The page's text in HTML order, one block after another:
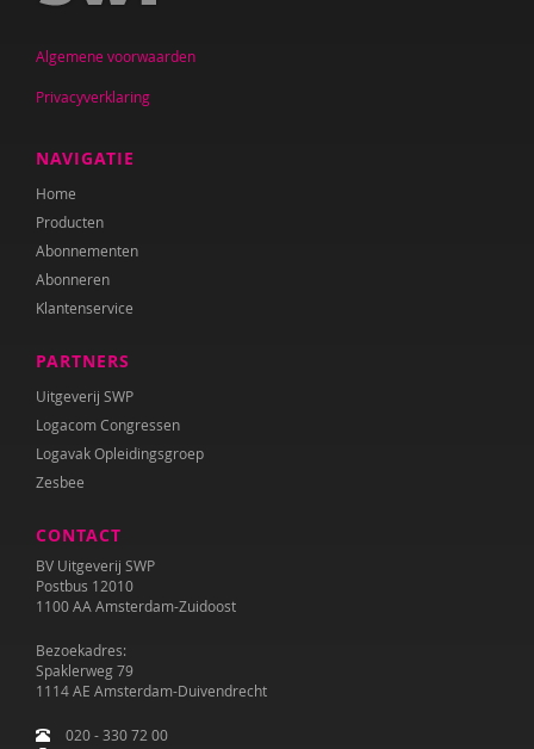
Algemene voorwaarden
Privacyverklaring
NAVIGATIE
Home
Producten
Abonnementen
Abonneren
Klantenservice
PARTNERS
Uitgeverij SWP
Logacom Congressen
Logavak Opleidingsgroep
Zesbee
CONTACT
BV Uitgeverij SWP
Postbus 12010
1100 AA Amsterdam-Zuidoost
Bezoekadres:
Spaklerweg 79
1114 AE Amsterdam-Duivendrecht
020 - 330 72 00